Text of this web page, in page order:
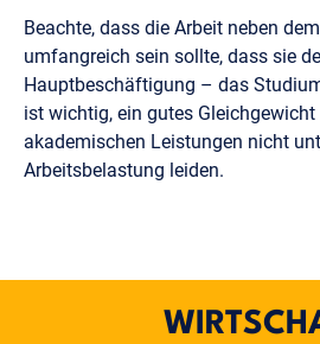
Beachte, dass die Arbeit neben
umfangreich sein sollte, dass sie
Hauptbeschäftigung – das
ist wichtig, ein gutes
akademischen Leistungen nicht
Arbeitsbelastung leiden.